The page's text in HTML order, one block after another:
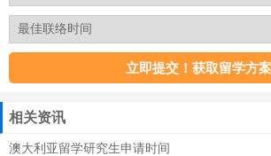
相关资讯
澳大利亚留学研究生申请时间